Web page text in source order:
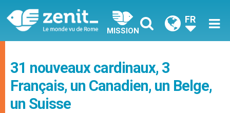
MISSION
FR
31 nouveaux cardinaux, 3
Français, un Canadien, un Belge,
un Suisse